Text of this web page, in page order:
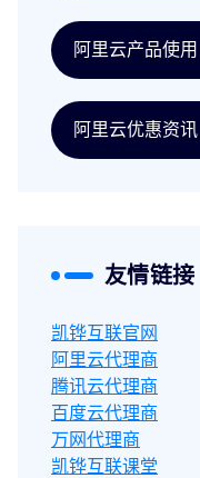
阿里云产品使用
阿里云优惠资讯
友情链接
凯铧互联官网
阿里云代理商
腾讯云代理商
百度云代理商
万网代理商
凯铧互联课堂